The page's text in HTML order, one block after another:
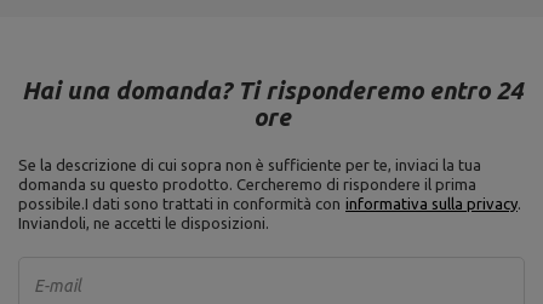
Hai una domanda? Ti risponderemo entro 24
ore
Se la descrizione di cui sopra non è sufficiente per te, inviaci la tua
domanda su questo prodotto. Cercheremo di rispondere il prima
possibile.I dati sono trattati in conformità con informativa sulla privacy.
Inviandoli, ne accetti le disposizioni.
E-mail